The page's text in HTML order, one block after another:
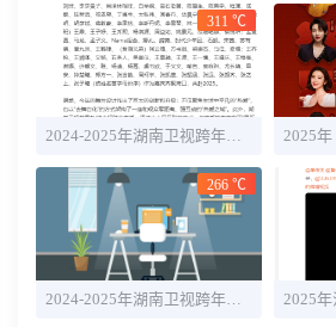
311 ℃
2024-2025年湖南卫视跨年晚会直播时间+全阵容明星官宣
266 ℃
2024-2025年湖南卫视跨年晚会最新消息：主持人+明星嘉宾名单